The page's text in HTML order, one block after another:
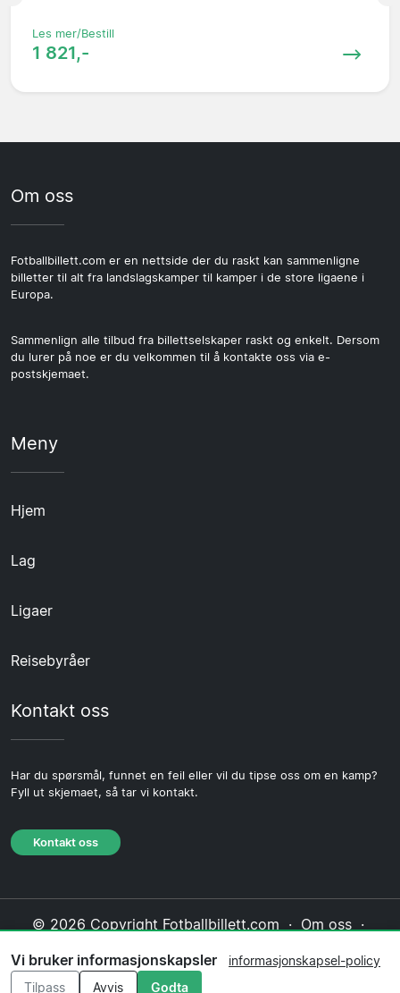
Les mer/Bestill
1 821,-
Om oss
Fotballbillett.com er en nettside der du raskt kan sammenligne
billetter til alt fra landslagskamper til kamper i de store ligaene i
Europa.
Sammenlign alle tilbud fra billettselskaper raskt og enkelt. Dersom
du lurer på noe er du velkommen til å kontakte oss via e-
postskjemaet.
Meny
Hjem
Lag
Ligaer
Reisebyråer
Kontakt oss
Har du spørsmål, funnet en feil eller vil du tipse oss om en kamp?
Fyll ut skjemaet, så tar vi kontakt.
Kontakt oss
© 2026 Copyright Fotballbillett.com · Om oss·
Informasjonskapsel-policy·Redaksjonell policy
Vi bruker informasjonskapsler
informasjonskapsel-policy
Tilpass
Avvis Godta